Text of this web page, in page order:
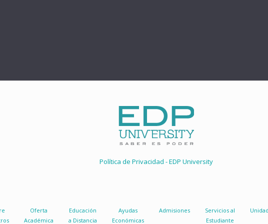
Política de Privacidad - EDP University
Oferta
Académica
Educación
a Distancia
Ayudas
Económicas
Admisiones
Servicios al
Estudiante